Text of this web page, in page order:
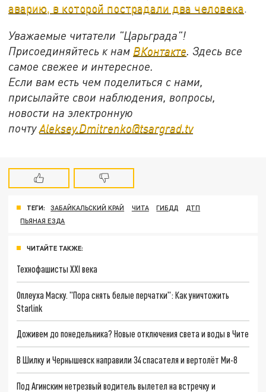
аварию, в которой пострадали два человека.
Уважаемые читатели "Царьграда"!
Присоединяйтесь к нам ВКонтакте . Здесь все
самое свежее и интересное.
Если вам есть чем поделиться с нами,
присылайте свои наблюдения, вопросы,
новости на электронную
почтуAleksey.Dmitrenko@tsargrad.tv
ТЕГИ: ЗАБАЙКАЛЬСКИЙ КРАЙ ЧИТА ГИБДД
ДТП
ПЬЯНАЯ ЕЗДА
ЧИТАЙТЕ ТАКЖЕ:
Технофашисты XXI века
Оплеуха Маску. "Пора снять белые перчатки": Как уничтожить
Starlink
Доживем до понедельника? Новые отключения света и воды в Чите
В Шилку и Чернышевск направили 34 спасателя и вертолёт Ми-8
Под Агинским нетрезвый водитель вылетел на встречку и